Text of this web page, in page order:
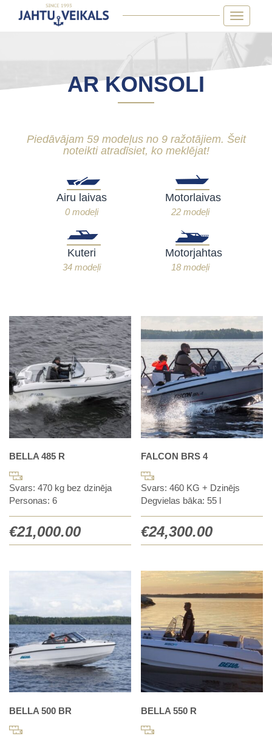
Toggle
AR KONSOLI
Piedāvājam 59 modeļus no 9 ražotājiem. Šeit
noteikti atradīsiet, ko meklējat!
Airu laivas
0 modeļi
Motorlaivas
22 modeļi
Kuteri
34 modeļi
Motorjahtas
18 modeļi
BELLA 485 R
Svars: 470 kg bez dzinēja
Personas: 6
€21,000.00
FALCON BRS 4
Svars: 460 KG + Dzinējs
Degvielas bāka: 55 l
€24,300.00
BELLA 500 BR BELLA 550 R